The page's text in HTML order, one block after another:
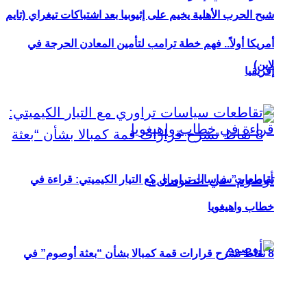
شبح الحرب الأهلية يخيم على إثيوبيا بعد اشتباكات تيغراي (تايم
لاين)
8 نقاط تشرح قرارات قمة كمبالا بشأن “بعثة أوصوم” في
أمريكا أولاً.. فهم خطة ترامب لتأمين المعادن الحرجة في
إفريقيا
تقاطعات سياسات تراوري مع التيار الكيميتي: قراءة في
خطاب واهيغويا